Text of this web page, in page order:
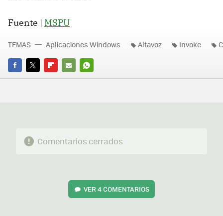
Fuente | MSPU
FACEBOOK
TWITTERFLIPBOARD
E-
WHATSAPP
TEMAS Aplicaciones Windows Altavoz Invoke
Comentarios cerrados
VER4 COMENTARIOS